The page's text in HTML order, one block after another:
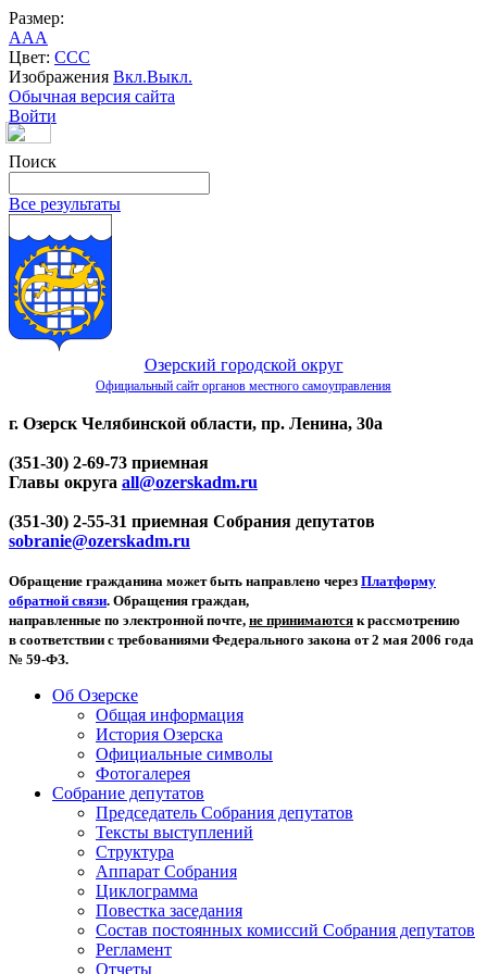
Размер:
AAA
Цвет: CCC
Изображения Вкл.Выкл.
Обычная версия сайта
Войти
Поиск
Все результаты
Озерский городской округ
Официальный сайт органов местного самоуправления
г. Озерск Челябинской области, пр. Ленина, 30а
(351-30) 2-69-73 приемная
Главы округа all@ozerskadm.ru
(351-30) 2-55-31 приемная Собрания депутатов
sobranie@ozerskadm.ru
Обращение гражданина может быть направлено через Платформу
обратной связи. Обращения граждан,
направленные по электронной почте, не принимаются к рассмотрению
в соответствии с требованиями Федерального закона от 2 мая 2006 года
№ 59-ФЗ.
Об Озерске
Общая информация
История Озерска
Официальные символы
Фотогалерея
Собрание депутатов
Председатель Собрания депутатов
Тексты выступлений
Структура
Аппарат Собрания
Циклограмма
Повестка заседания
Состав постоянных комиссий Собрания депутатов
Регламент
Отчеты